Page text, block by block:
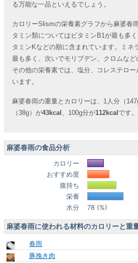
る万能な一品といえるでしょう。
カロリーSlismの栄養素グラフから麻婆春
タミン類についてはビタミンB1が最も多
タミンKなどの順に含まれています。ミネ
最も多く、次いでモリブデン、クロムなど
その他の栄養素では、塩分、コレステロ
います。
麻婆春雨の重量とカロリーは、1人分（
（38g）が43kcal 、100g分が112kcal です。
麻婆春雨の食品分析
カロリー
おすすめ度
腹持ち
栄養
水分
78 (%)
麻婆春雨に使われる材料のカロリーと重
春雨
豚挽き肉